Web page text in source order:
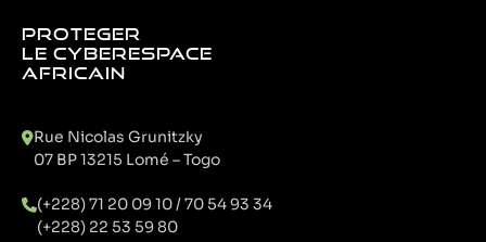
: la vraie valeur
ne réside pas
dans la
dans la
capacité à
cibersegurança
como atores-
chave no reforço
digital em todo o
PROTEGER
LE CYBERESPACE
AFRICAIN
Rue Nicolas Grunitzky
07 BP 13215 Lomé – Togo
(+228) 71 20 09 10 / 70 54 93 34
(+228) 22 53 59 80